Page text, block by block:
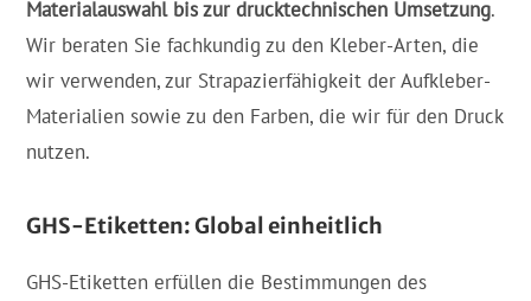
Materialauswahl bis zur drucktechnischen Umsetzung.
Wir beraten Sie fachkundig zu den Kleber-Arten, die
wir verwenden, zur Strapazierfähigkeit der Aufkleber-
Materialien sowie zu den Farben, die wir für den Druck
nutzen.
GHS-Etiketten: Global einheitlich
GHS-Etiketten erfüllen die Bestimmungen des